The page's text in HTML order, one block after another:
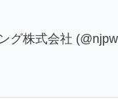
グ株式会社